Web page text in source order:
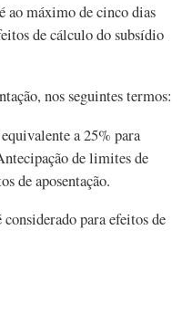
ao máximo de cinco dias
de cálculo do subsídio
nos seguintes termos:
a 25% para
de limites de
de aposentação.
para efeitos de